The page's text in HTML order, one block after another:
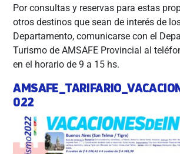
Por consultas y reservas para estas
otros destinos que sean de interés de
Departamento, comunicarse con el
Turismo de AMSAFE Provincial al
en el horario de 9 a 15 hs.
022